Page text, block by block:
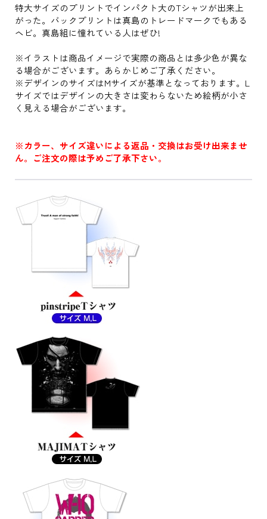
特大サイズのプリントでインパクト大のTシャツが出来上
がった。バックプリントは真島のトレードマークでもある
ヘビ。真島組に憧れている人はぜひ!
※イラストは商品イメージで実際の商品とは多少色が異な
る場合がございます。あらかじめご了承ください。
※デザインのサイズはMサイズが基準となっております。L
サイズではデザインの大きさは変わらないため絵柄が小さ
く見える場合がございます。
※カラー、サイズ違いによる返品・交換はお受け出来ませ
ん。ご注文の際は予めご了承下さい。